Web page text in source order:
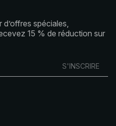
spéciales,
15 % de réduction sur
S'INSCRIRE